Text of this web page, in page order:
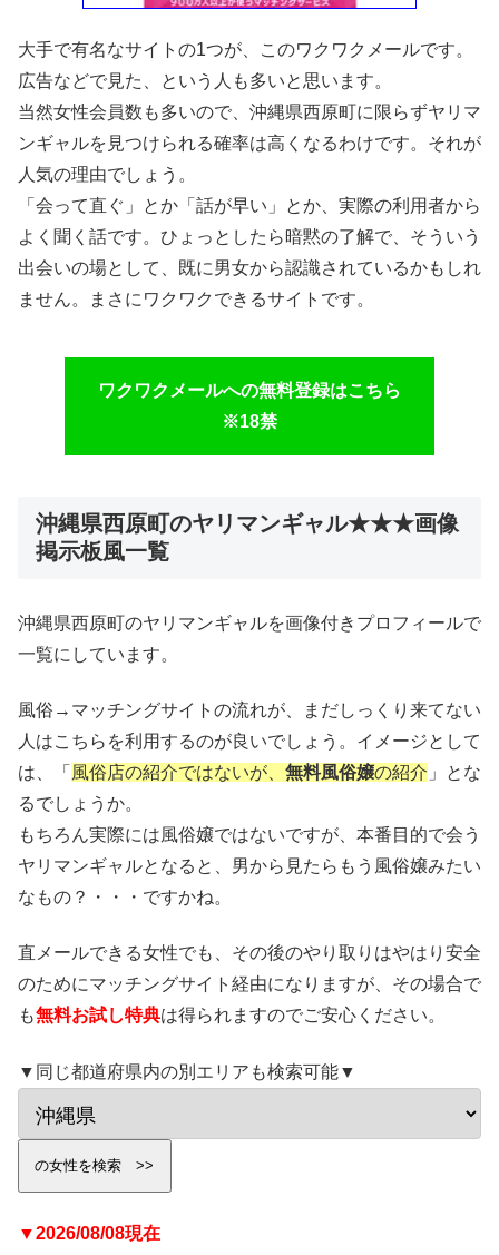
大手で有名なサイトの1つが、このワクワクメールです。
広告などで見た、という人も多いと思います。
当然女性会員数も多いので、沖縄県西原町に限らずヤリマ
ンギャルを見つけられる確率は高くなるわけです。それが
人気の理由でしょう。
「会って直ぐ」とか「話が早い」とか、実際の利用者から
よく聞く話です。ひょっとしたら暗黙の了解で、そういう
出会いの場として、既に男女から認識されているかもしれ
ません。まさにワクワクできるサイトです。
ワクワクメールへの無料登録はこちら
※18禁
沖縄県西原町のヤリマンギャル★★★画像
掲示板風一覧
沖縄県西原町のヤリマンギャルを画像付きプロフィールで
一覧にしています。
風俗→マッチングサイトの流れが、まだしっくり来てない
人はこちらを利用するのが良いでしょう。イメージとして
は、「 風俗店の紹介ではないが、 無料風俗嬢の紹介 」とな
るでしょうか。
もちろん実際には風俗嬢ではないですが、本番目的で会う
ヤリマンギャルとなると、男から見たらもう風俗嬢みたい
なもの？・・・ですかね。
直メールできる女性でも、その後のやり取りはやはり安全
のためにマッチングサイト経由になりますが、その場合で
も無料お試し特典は得られますのでご安心ください。
▼同じ都道府県内の別エリアも検索可能▼
▼2026/08/08現在